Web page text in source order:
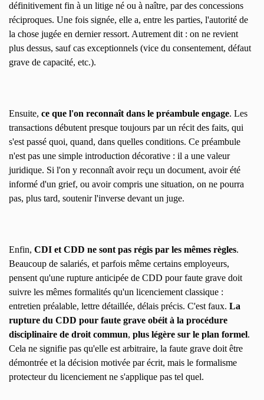
définitivement fin à un litige né ou à naître, par des concessions
réciproques. Une fois signée, elle a, entre les parties, l'autorité de
la chose jugée en dernier ressort. Autrement dit : on ne revient
plus dessus, sauf cas exceptionnels (vice du consentement, défaut
grave de capacité, etc.).
Ensuite, ce que l'on reconnaît dans le préambule engage. Les
transactions débutent presque toujours par un récit des faits, qui
s'est passé quoi, quand, dans quelles conditions. Ce préambule
n'est pas une simple introduction décorative : il a une valeur
juridique. Si l'on y reconnaît avoir reçu un document, avoir été
informé d'un grief, ou avoir compris une situation, on ne pourra
pas, plus tard, soutenir l'inverse devant un juge.
Enfin, CDI et CDD ne sont pas régis par les mêmes règles.
Beaucoup de salariés, et parfois même certains employeurs,
pensent qu'une rupture anticipée de CDD pour faute grave doit
suivre les mêmes formalités qu'un licenciement classique :
entretien préalable, lettre détaillée, délais précis. C'est faux. La
rupture du CDD pour faute grave obéit à la procédure
disciplinaire de droit commun, plus légère sur le plan formel.
Cela ne signifie pas qu'elle est arbitraire, la faute grave doit être
démontrée et la décision motivée par écrit, mais le formalisme
protecteur du licenciement ne s'applique pas tel quel.